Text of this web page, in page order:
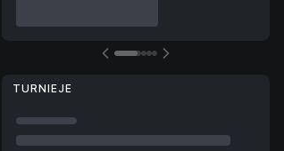
TURNIEJE